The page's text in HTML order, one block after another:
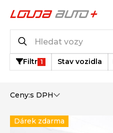
Filtr 1 Stav vozidla
Ceny:s DPH
Dárek zdarma